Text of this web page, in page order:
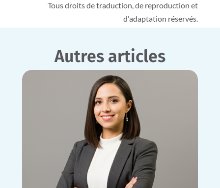
Tous droits de traduction, de reproduction et
d'adaptation réservés.
Autres articles